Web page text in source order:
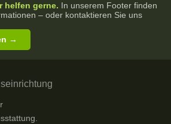
helfen gerne. In unserem Footer finden
– oder kontaktieren Sie uns
→